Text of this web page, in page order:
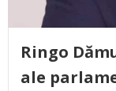
Ringo
ale